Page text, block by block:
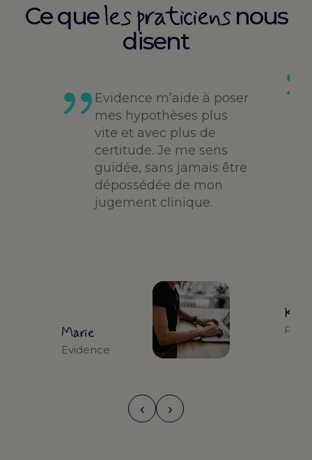
Ce queles praticiensnous
disent
Evidence m’aide à poser
mes hypothèses plus
vite et avec plus de
certitude. Je me sens
guidée, sans jamais être
dépossédée de mon
jugement clinique.
Marie
Evidence
‹ ›